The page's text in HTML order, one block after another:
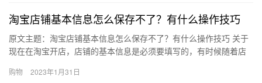
淘宝店铺基本信息怎么保存不了？有什么操作技巧
原文主题：淘宝店铺基本信息怎么保存不了？有什么操作技巧 关于
现在在淘宝开店，店铺的基本信息是必须要填写的，有时候随着店
反应…
购物 2023年1月31日